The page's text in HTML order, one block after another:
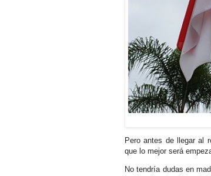
Pero antes de llegar al
que lo mejor será
No tendría dudas en